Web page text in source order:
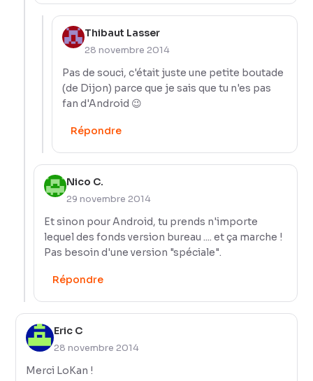
Thibaut Lasser
28 novembre 2014
Pas de souci, c'était juste une petite boutade
(de Dijon) parce que je sais que tu n'es pas
fan d'Android 😉
Répondre
Nico C.
29 novembre 2014
Et sinon pour Android, tu prends n'importe
lequel des fonds version bureau .... et ça marche !
Pas besoin d'une version "spéciale".
Répondre
Eric C
28 novembre 2014
Merci LoKan !